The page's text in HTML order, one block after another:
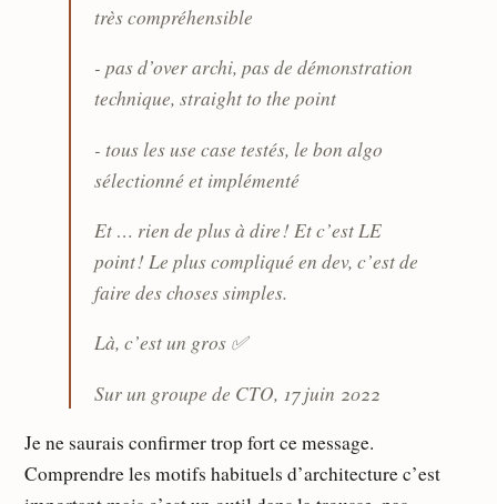
très compréhensible
- pas d’over archi, pas de démonstration
technique, straight to the point
- tous les use case testés, le bon algo
sélectionné et implémenté
Et … rien de plus à dire ! Et c’est LE
point ! Le plus compliqué en dev, c’est de
faire des choses simples.
Là, c’est un gros ✅
Sur un groupe de CTO, 17 juin 2022
Je ne saurais confirmer trop fort ce message.
Comprendre les motifs habituels d’architecture c’est